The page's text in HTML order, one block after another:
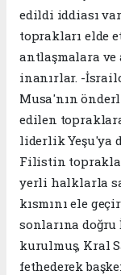
edildi iddiası
toprakları elde
antlaşmalara
inanırlar. -
Musa'nın
edilen
liderlik Yeşu'ya
Filistin
yerli halklarla
kısmını ele
sonlarına
kurulmuş, Kral
fethederek